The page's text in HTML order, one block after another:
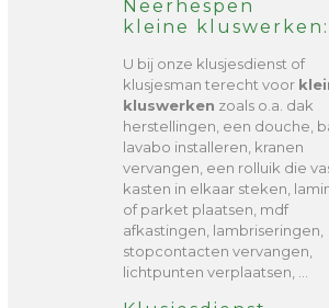
Neerhespen
kleine kluswerken:
U bij onze klusjesdienst of
klusjesman terecht voor
kluswerken zoals o.a. dak
herstellingen, een douche,
lavabo installeren, kranen
vervangen, een rolluik die
kasten in elkaar steken,
of parket plaatsen, mdf
afkastingen, lambriseringen,
stopcontacten vervangen,
lichtpunten verplaatsen, …